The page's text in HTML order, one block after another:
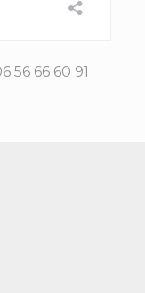
56 66 60 91